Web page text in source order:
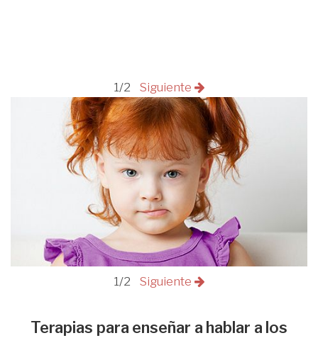
1/2 Siguiente
1/2 Siguiente
Terapias para enseñar a hablar a los